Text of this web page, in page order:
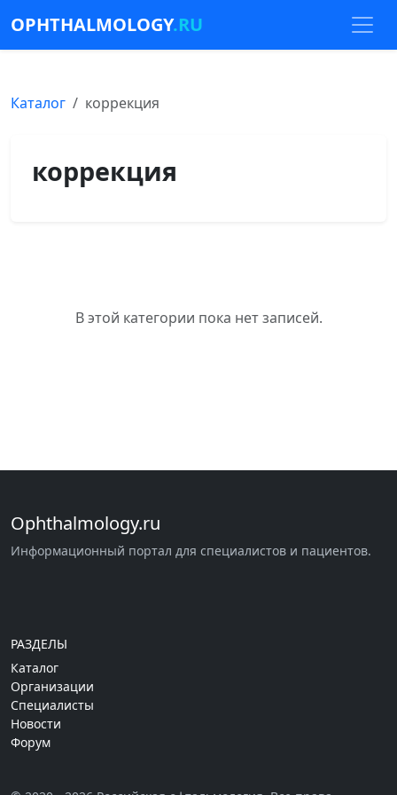
OPHTHALMOLOGY.RU
Каталог коррекция
коррекция
В этой категории пока нет записей.
Ophthalmology.ru
Информационный портал для специалистов и пациентов.
РАЗДЕЛЫ
Каталог
Организации
Специалисты
Новости
Форум